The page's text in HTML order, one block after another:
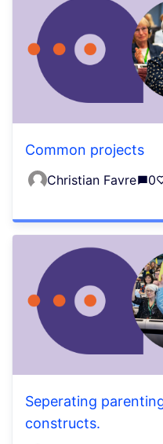
Common projects
Christian Favre 0
Seperating
constructs.